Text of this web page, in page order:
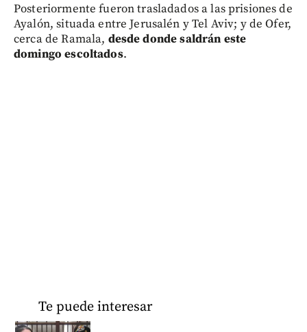
Posteriormente fueron trasladados a las prisiones de
Ayalón, situada entre Jerusalén y Tel Aviv; y de Ofer,
cerca de Ramala, desde donde saldrán este
domingo escoltados.
Te puede interesar